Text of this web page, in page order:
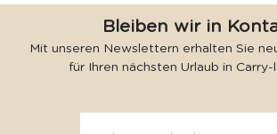
Bleiben wir in
Mit unseren Newslettern erhalten Sie
für Ihren nächsten Urlaub in